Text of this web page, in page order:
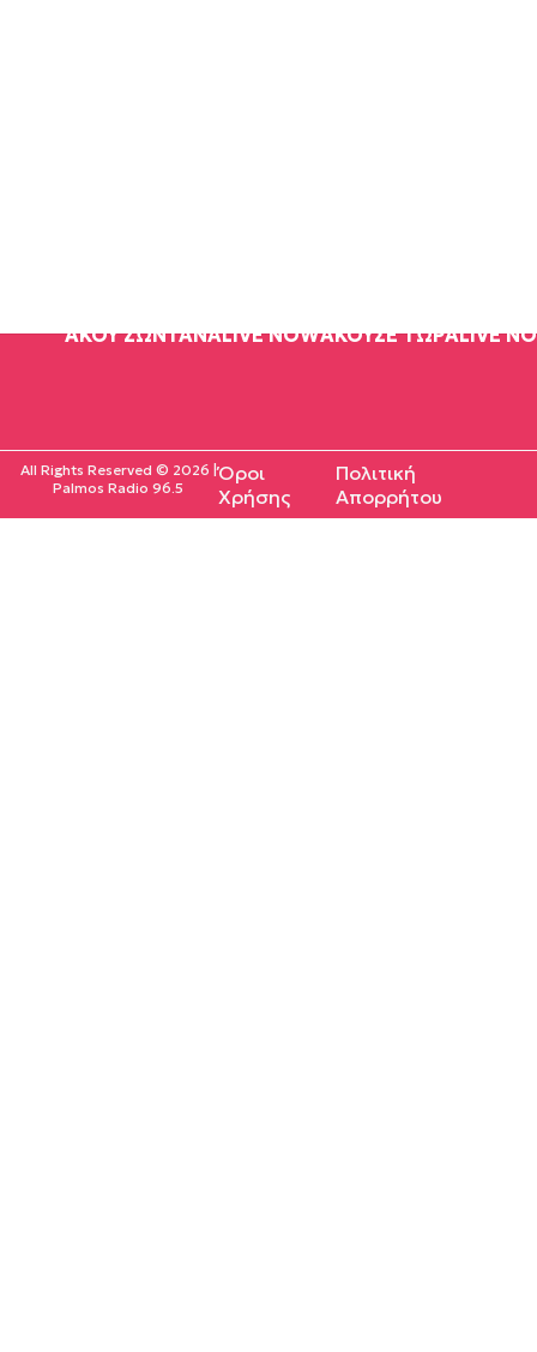
ΑΚΟΥ ΖΩΝΤΑΝΑLIVE NOWΑΚΟΥΣΕ ΤΩΡΑLIVE
All Rights Reserved © 2026 |
Palmos Radio 96.5
Όροι
Χρήσης
Πολιτική
Απορρήτου